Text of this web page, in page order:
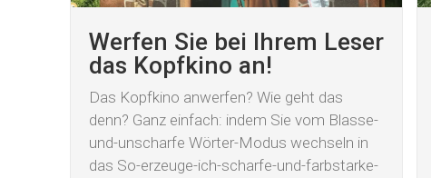
Werfen Sie bei Ihrem Leser
das Kopfkino an!
Das Kopfkino anwerfen? Wie geht das
denn? Ganz einfach: indem Sie vom Blasse-
und-unscharfe Wörter-Modus wechseln in
das So-erzeuge-ich-scharfe-und-farbstarke-